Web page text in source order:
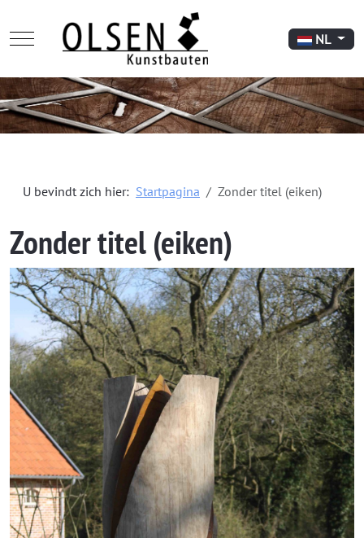
Mobile Menu Toggle Selecteer de
NL
U bevindt zich hier: Startpagina Zonder titel (eiken)
Zonder titel (eiken)